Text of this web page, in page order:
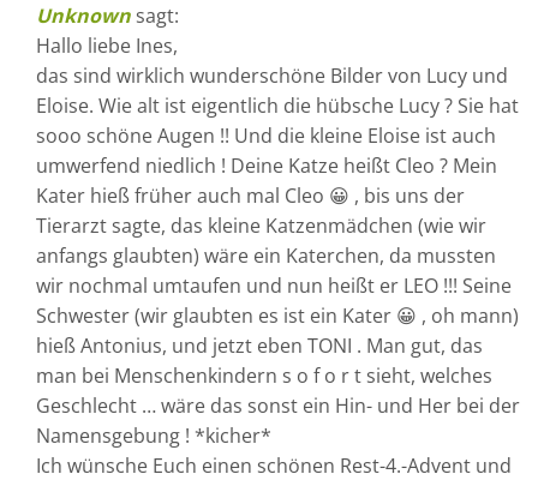
Unknown sagt:
Hallo liebe Ines,
das sind wirklich wunderschöne Bilder von Lucy und
Eloise. Wie alt ist eigentlich die hübsche Lucy ? Sie hat
sooo schöne Augen !! Und die kleine Eloise ist auch
umwerfend niedlich ! Deine Katze heißt Cleo ? Mein
Kater hieß früher auch mal Cleo 😀 , bis uns der
Tierarzt sagte, das kleine Katzenmädchen (wie wir
anfangs glaubten) wäre ein Katerchen, da mussten
wir nochmal umtaufen und nun heißt er LEO !!! Seine
Schwester (wir glaubten es ist ein Kater 😀 , oh mann)
hieß Antonius, und jetzt eben TONI . Man gut, das
man bei Menschenkindern s o f o r t sieht, welches
Geschlecht … wäre das sonst ein Hin- und Her bei der
Namensgebung ! *kicher*
Ich wünsche Euch einen schönen Rest-4.-Advent und